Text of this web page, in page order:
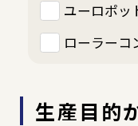
ユーロポッ
ローラーコ
生産目的